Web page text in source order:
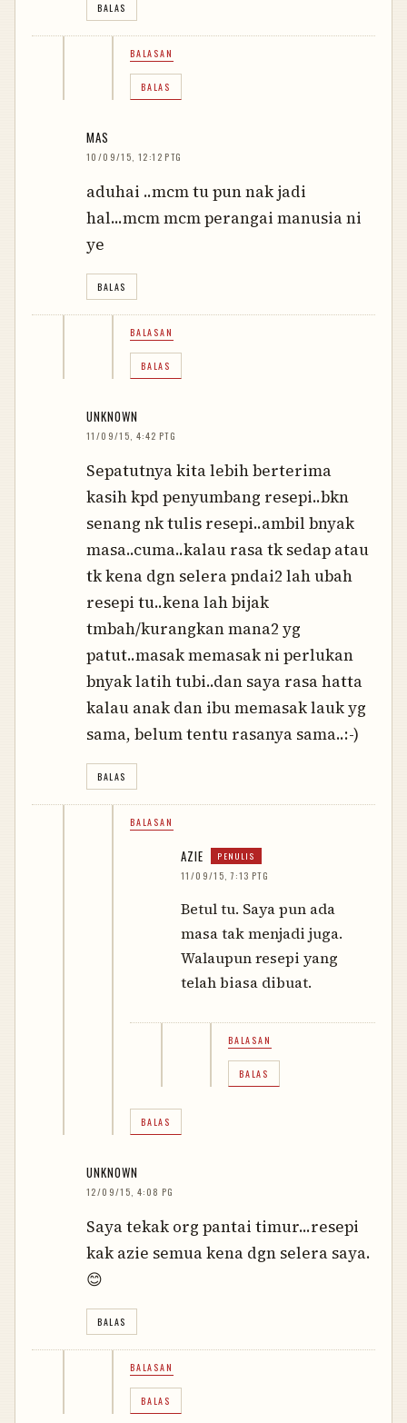
BALAS
BALASAN
BALAS
MAS
10/09/15, 12:12 PTG
aduhai ..mcm tu pun nak jadi
hal...mcm mcm perangai manusia ni
ye
BALAS
BALASAN
BALAS
UNKNOWN
11/09/15, 4:42 PTG
Sepatutnya kita lebih berterima
kasih kpd penyumbang resepi..bkn
senang nk tulis resepi..ambil bnyak
masa..cuma..kalau rasa tk sedap atau
tk kena dgn selera pndai2 lah ubah
resepi tu..kena lah bijak
tmbah/kurangkan mana2 yg
patut..masak memasak ni perlukan
bnyak latih tubi..dan saya rasa hatta
kalau anak dan ibu memasak lauk yg
sama, belum tentu rasanya sama..:-)
BALAS
BALASAN
AZIE
11/09/15, 7:13 PTG
Betul tu. Saya pun ada
masa tak menjadi juga.
Walaupun resepi yang
telah biasa dibuat.
BALASAN
BALAS
BALAS
UNKNOWN
12/09/15, 4:08 PG
Saya tekak org pantai timur...resepi
kak azie semua kena dgn selera saya.
😊
BALAS
BALASAN
BALAS